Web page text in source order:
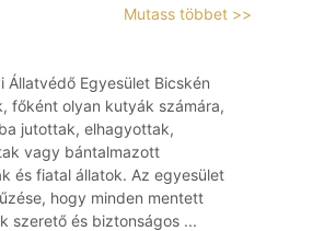
Mutass többet >>
Állatvédő Egyesület Bicskén
főként olyan kutyák számára,
jutottak, elhagyottak,
vagy bántalmazott
és fiatal állatok. Az egyesület
hogy minden mentett
szerető és biztonságos ...